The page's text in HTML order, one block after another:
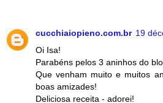
cucchiaiopieno.com.br 19
Oi Isa!
Parabéns pelos 3 aninhos do
Que venham muito e muitos
boas amizades!
Deliciosa receita - adorei!